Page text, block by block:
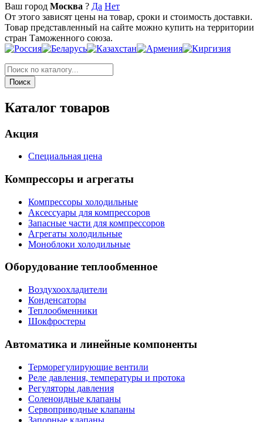
Ваш город Москва ? Да Нет
От этого зависят цены на товар, сроки и стоимость доставки.
Товар представленный на сайте можно купить на территории
стран Таможенного союза.
Каталог товаров
Акция
Специальная цена
Компрессоры и агрегаты
Компрессоры холодильные
Аксессуары для компрессоров
Запасные части для компрессоров
Агрегаты холодильные
Моноблоки холодильные
Оборудование теплообменное
Воздухоохладители
Конденсаторы
Теплообменники
Шокфростеры
Автоматика и линейные компоненты
Терморегулирующие вентили
Реле давления, температуры и протока
Регуляторы давления
Соленоидные клапаны
Сервоприводные клапаны
Запорные клапаны